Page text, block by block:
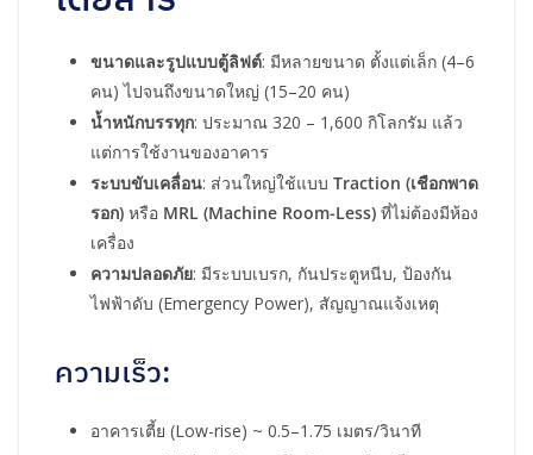
ขนาดและรูปแบบตู้ลิฟต์: มีหลายขนาด ตั้งแต่เล็ก (4–6
คน) ไปจนถึงขนาดใหญ่ (15–20 คน)
น้ำหนักบรรทุก: ประมาณ 320 – 1,600 กิโลกรัม แล้ว
แต่การใช้งานของอาคาร
ระบบขับเคลื่อน: ส่วนใหญ่ใช้แบบ Traction (เชือกพาด
รอก) หรือ MRL (Machine Room-Less) ที่ไม่ต้องมีห้อง
เครื่อง
ความปลอดภัย: มีระบบเบรก, กันประตูหนีบ, ป้องกัน
ไฟฟ้าดับ (Emergency Power), สัญญาณแจ้งเหตุ
ความเร็ว:
อาคารเตี้ย (Low-rise) ~ 0.5–1.75 เมตร/วินาที